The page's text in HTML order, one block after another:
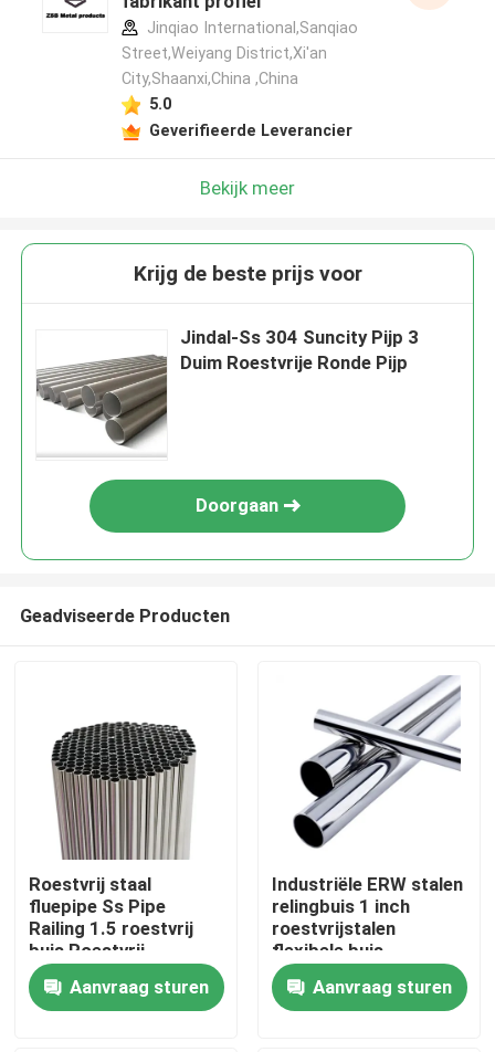
Thuis
Jinqiao International,Sanqiao
Street,Weiyang District,Xi'an
City,Shaanxi,China ,China
5.0
Geverifieerde Leverancier
Bekijk meer
Krijg de beste prijs voor
Jindal-Ss 304 Suncity Pijp 3
Duim Roestvrije Ronde Pijp
Doorgaan
Geadviseerde Producten
Roestvrij staal
fluepipe Ss Pipe
Railing 1.5 roestvrij
buis Roestvrij
intercooler buis
Aanvraag sturen
Industriële ERW stalen
relingbuis 1 inch
roestvrijstalen
flexibele buis
Aanvraag sturen